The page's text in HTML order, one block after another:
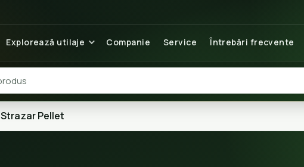
Explorează utilaje Companie Service Întrebări frecvente
Strazar Pellet